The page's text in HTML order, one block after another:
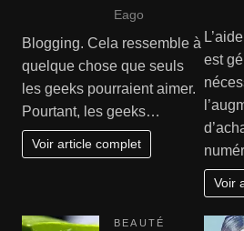
Eago
Blogging. Cela ressemble à
quelque chose que seuls
les geeks pourraient aimer.
Pourtant, les geeks…
Voir article complet
est
Voir
BEAUTÉ